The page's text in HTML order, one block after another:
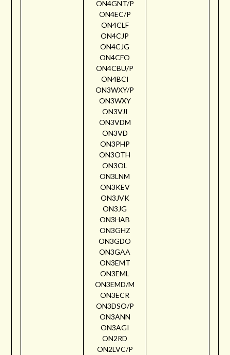
ON4GNT/P
ON4EC/P
ON4CLF
ON4CJP
ON4CJG
ON4CFO
ON4CBU/P
ON4BCI
ON3WXY/P
ON3WXY
ON3VJI
ON3VDM
ON3VD
ON3PHP
ON3OTH
ON3OL
ON3LNM
ON3KEV
ON3JVK
ON3JG
ON3HAB
ON3GHZ
ON3GDO
ON3GAA
ON3EMT
ON3EML
ON3EMD/M
ON3ECR
ON3DSO/P
ON3ANN
ON3AGI
ON2RD
ON2LVC/P